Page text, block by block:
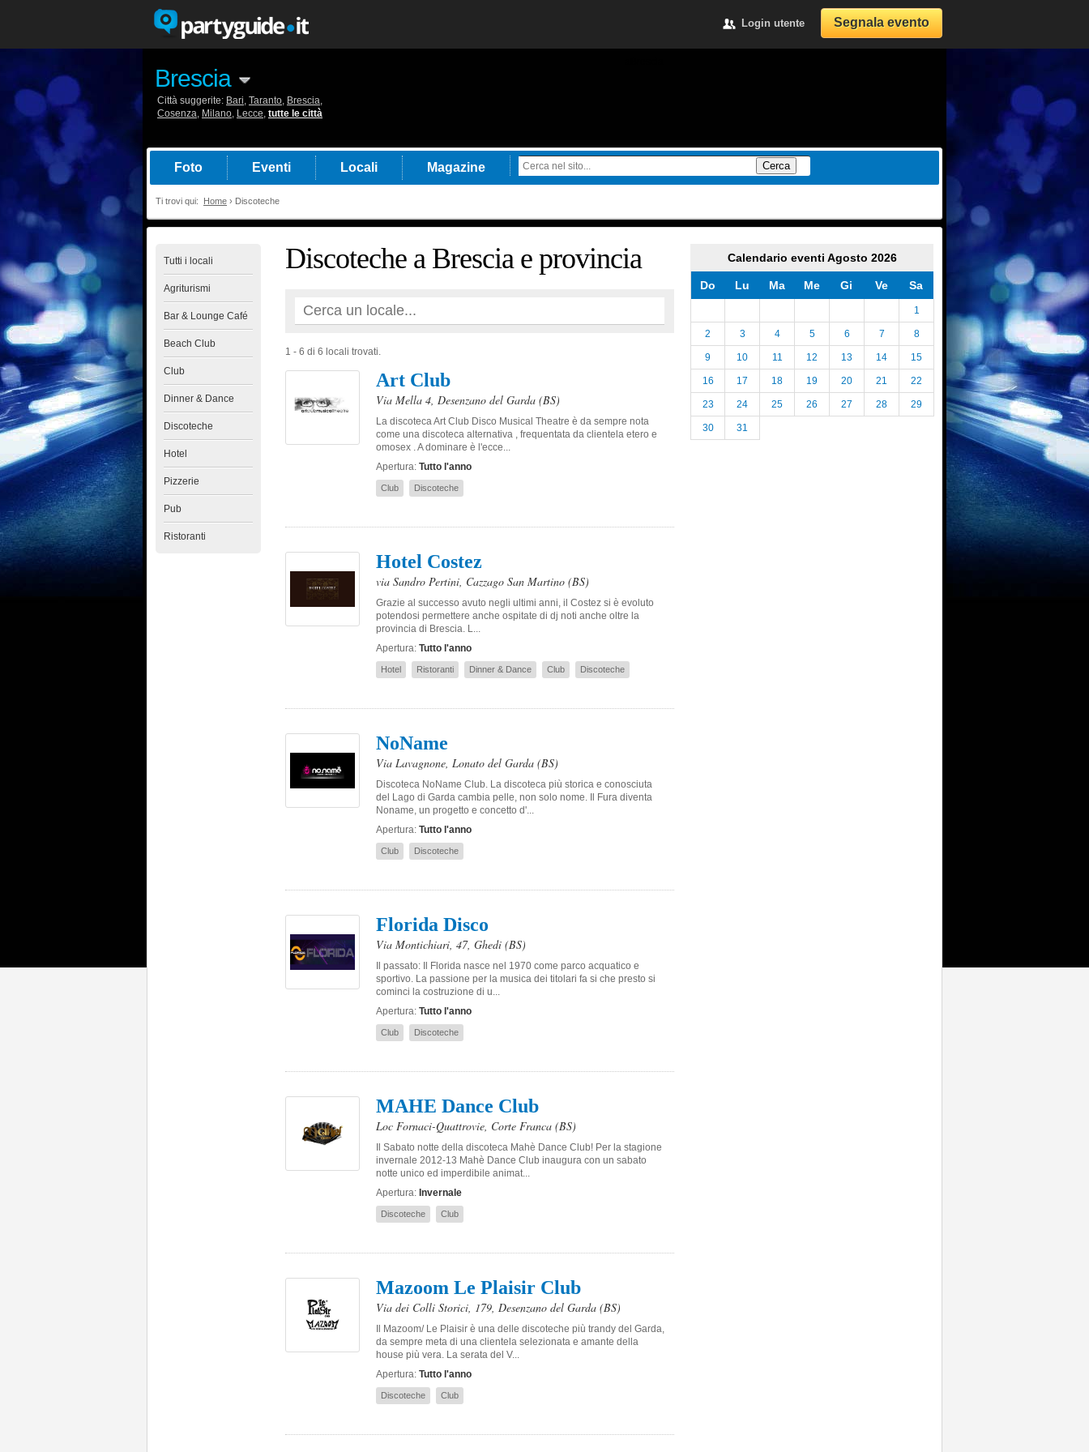
Segnala evento
Login utente
Brescia
Città suggerite: Bari, Taranto, Brescia,
Cosenza, Milano, Lecce, tutte le città
Foto Eventi Locali Magazine Cerca
Ti trovi qui: Home › Discoteche
Tutti i locali
Agriturismi
Bar & Lounge Café
Beach Club
Club
Dinner & Dance
Discoteche
Hotel
Pizzerie
Pub
Ristoranti
Discoteche a Brescia e provincia
1 - 6 di 6 locali trovati.
Art Club
Via Mella 4, Desenzano del Garda (BS)
La discoteca Art Club Disco Musical Theatre è da sempre nota
come una discoteca alternativa , frequentata da clientela etero e
omosex . A dominare è l'ecce...
Apertura: Tutto l'anno
Club Discoteche
Hotel Costez
via Sandro Pertini, Cazzago San Martino (BS)
Grazie al successo avuto negli ultimi anni, il Costez si è evoluto
potendosi permettere anche ospitate di dj noti anche oltre la
provincia di Brescia. L...
Apertura: Tutto l'anno
Hotel Ristoranti Dinner & Dance Club Discoteche
NoName
Via Lavagnone, Lonato del Garda (BS)
Discoteca NoName Club. La discoteca più storica e conosciuta
del Lago di Garda cambia pelle, non solo nome. Il Fura diventa
Noname, un progetto e concetto d'...
Apertura: Tutto l'anno
Club Discoteche
Florida Disco
Via Montichiari, 47, Ghedi (BS)
Il passato: Il Florida nasce nel 1970 come parco acquatico e
sportivo. La passione per la musica dei titolari fa si che presto si
cominci la costruzione di u...
Apertura: Tutto l'anno
Club Discoteche
MAHE Dance Club
Loc Fornaci-Quattrovie, Corte Franca (BS)
Il Sabato notte della discoteca Mahè Dance Club! Per la stagione
invernale 2012-13 Mahè Dance Club inaugura con un sabato
notte unico ed imperdibile animat...
Apertura: Invernale
Discoteche Club
Mazoom Le Plaisir Club
Via dei Colli Storici, 179, Desenzano del Garda (BS)
Il Mazoom/ Le Plaisir è una delle discoteche più trandy del Garda,
da sempre meta di una clientela selezionata e amante della
house più vera. La serata del V...
Apertura: Tutto l'anno
Discoteche Club
Calendario eventi Agosto 2026
Do Lu Ma Me Gi Ve Sa
1
2 3 4 5 6 7 8
9 10 11 12 13 14 15
16 17 18 19 20 21 22
23 24 25 26 27 28 29
30 31